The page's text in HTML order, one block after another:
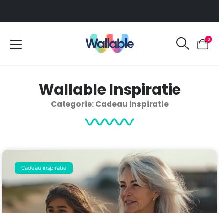
Voor 12:00 uur besteld, dezelfde werkdag verzonden
0
Wallable Inspiratie
Categorie: Cadeau inspiratie
Cadeau inspiratie